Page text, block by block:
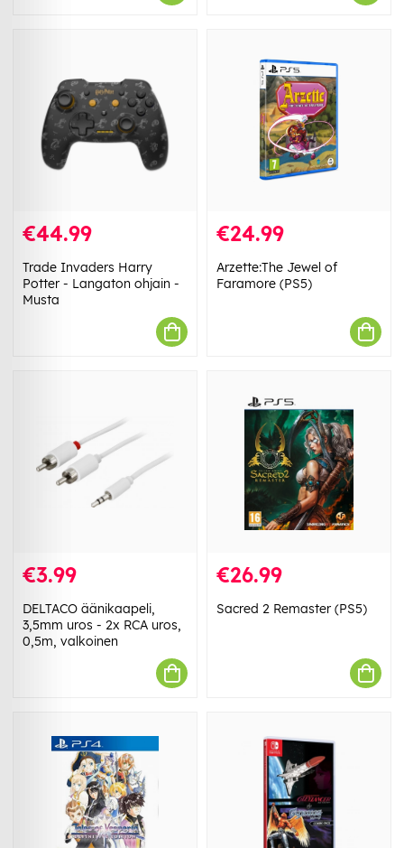
€44.99
Trade Invaders Harry
Potter - Langaton ohjain -
Musta
€24.99
Arzette:The Jewel of
Faramore (PS5)
€3.99
DELTACO äänikaapeli,
3,5mm uros - 2x RCA uros,
0,5m, valkoinen
€26.99
Sacred 2 Remaster (PS5)